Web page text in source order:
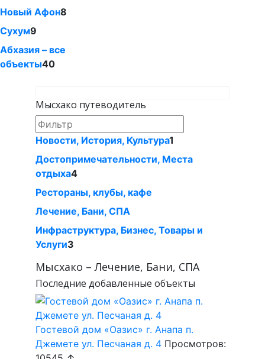
Новый Афон8
Сухум9
Абхазия – все
объекты40
Мысхако путеводитель
Новости, История, Культура1
Достопримечательности, Места
отдыха4
Рестораны, клубы, кафе
Лечение, Бани, СПА
Инфраструктура, Бизнес, Товары и
Услуги3
Мысхако – Лечение, Бани, СПА
Последние добавленные объекты
Гостевой дом «Оазис» г. Анапа п.
Джемете ул. Песчаная д. 4 Просмотров: